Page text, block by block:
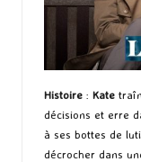
Histoire : Kate
décisions et erre
à ses bottes de
décrocher dans